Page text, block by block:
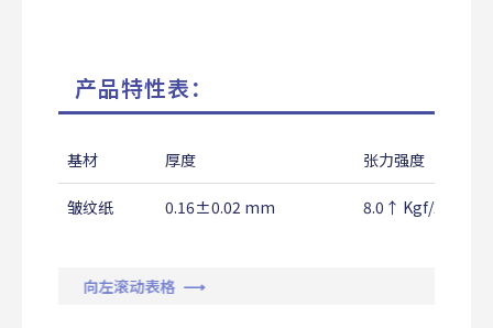
产品特性表：
基材 厚度 张力强度
皱纹纸 0.16±0.02 mm 8.0↑ Kgf/25mm
向左滚动表格 ⟶